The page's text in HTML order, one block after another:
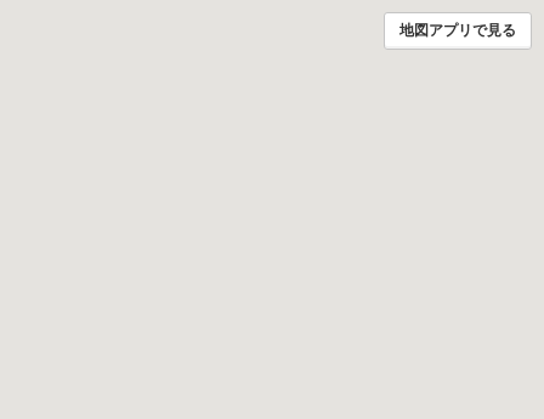
地図アプリで見る